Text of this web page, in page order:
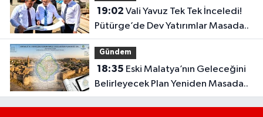
19:02
Pütürge’de Dev Yatırımlar Masada..
Gündem
18:35
Belirleyecek Plan Yeniden Masada..